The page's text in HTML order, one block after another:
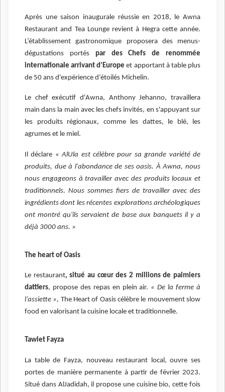
Après une saison inaugurale réussie en 2018, le Awna
Restaurant and Tea Lounge revient à Hegra cette année.
L’établissement gastronomique proposera des menus-
dégustations portés par des Chefs de renommée
internationale arrivant d’Europe et apportant à table plus
de 50 ans d'expérience d’étoilés Michelin.
Le chef exécutif d'Awna, Anthony Jehanno, travaillera
main dans la main avec les chefs invités, en s'appuyant sur
les produits régionaux, comme les dattes, le blé, les
agrumes et le miel.
Il déclare « AlUla est célèbre pour sa grande variété de
produits, due à l'abondance de ses oasis. À Awna, nous
nous engageons à travailler avec des produits locaux et
traditionnels. Nous sommes fiers de travailler avec des
ingrédients dont les récentes explorations archéologiques
ont montré qu'ils servaient de base aux banquets il y a
déjà 3000 ans. »
The heart of Oasis
Le restaurant, situé au cœur des 2 millions de palmiers
dattiers, propose des repas en plein air. « De la ferme à
l’assiette », The Heart of Oasis célèbre le mouvement slow
food en valorisant la cuisine locale et traditionnelle.
Tawlet Fayza
La table de Fayza, nouveau restaurant local, ouvre ses
portes de manière permanente à partir de février 2023.
Situé dans AlJadidah, il propose une cuisine bio, cette fois